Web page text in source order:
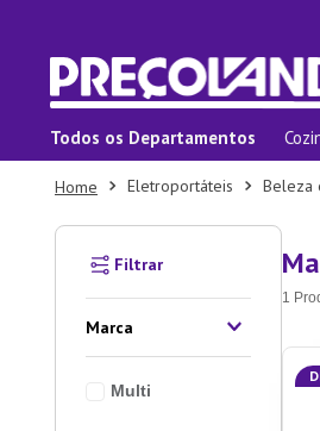
Todos os Departamentos
Eletroportáteis Beleza
Marca
Multi
1